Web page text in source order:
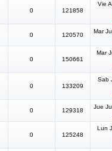
0 121858
Vie
0 120570
Mar
0 150661
Mar
0 133209
Sab
0 129318
Jue
0 125248
Lun